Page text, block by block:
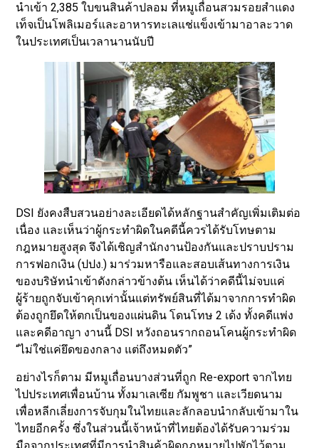
นำเข้า 2,385 ใบขนสินค้าปลอม ที่หมูเถื่อนสวมรอยสำแดง
เท็จเป็นโพลิเมอร์และอาหารทะเลแช่แข็งเข้ามาอาละวาด
ในประเทศเป็นเวลานานนับปี
DSI ยังคงสืบสวนอย่างละเอียดได้หลักฐานสำคัญเพิ่มเติมต่อ
เนื่อง และเห็นว่าผู้กระทำผิดในคดีนี้ควรได้รับโทษตาม
กฎหมายสูงสุด จึงได้เชิญสำนักงานป้องกันและปราบปราม
การฟอกเงิน (ปปง.) มาร่วมหารือและสอบเส้นทางการเงิน
ของบริษัทนำเข้าดังกล่าวข้างต้น เห็นได้ว่าคดีนี้ไม่จบแค่
ผู้ร้ายถูกจับเข้าคุกเท่านั้นแต่ทรัพย์สินที่ได้มาจากการทำผิด
ต้องถูกยึดให้ตกเป็นของแผ่นดิน โดนโทษ 2 เด้ง ทั้งคดีแพ่ง
และคดีอาญา งานนี้ DSI หวังถอนรากถอนโคนผู้กระทำผิด
“ไม่ใช่แค่ยึดของกลาง แต่ถึงหมดตัว”
อย่างไรก็ตาม มีหมูเถื่อนบางส่วนที่ถูก Re-export จากไทย
ไปประเทศเพื่อนบ้าน ทั้งมาเลเซีย กัมพูชา และเวียดนาม
เพื่อหลีกเลี่ยงการจับกุมในไทยและลักลอบนำกลับเข้ามาใน
ไทยอีกครั้ง ซึ่งในส่วนนี้เจ้าหน้าที่ไทยต้องได้รับความร่วม